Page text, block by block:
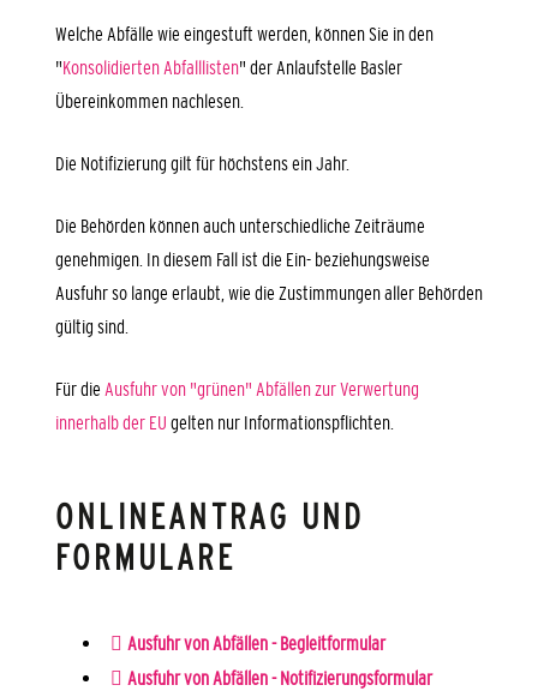
Welche Abfälle wie eingestuft werden, können Sie in den
"Konsolidierten Abfalllisten" der Anlaufstelle Basler
Übereinkommen nachlesen.
Die Notifizierung gilt für höchstens ein Jahr.
Die Behörden können auch unterschiedliche Zeiträume
genehmigen. In diesem Fall ist die Ein- beziehungsweise
Ausfuhr so lange erlaubt, wie die Zustimmungen aller Behörden
gültig sind.
Für die Ausfuhr von "grünen" Abfällen zur Verwertung
innerhalb der EU gelten nur Informationspflichten.
ONLINEANTRAG UND
FORMULARE
Ausfuhr von Abfällen - Begleitformular
Ausfuhr von Abfällen - Notifizierungsformular